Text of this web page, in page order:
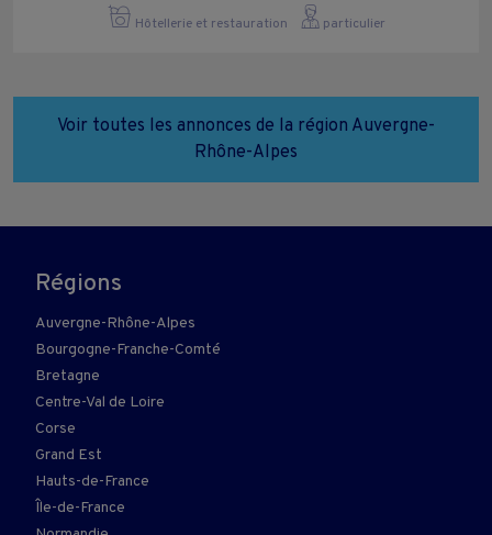
Hôtellerie et restauration particulier
Voir toutes les annonces de la région Auvergne-
Rhône-Alpes
Régions
Auvergne-Rhône-Alpes
Bourgogne-Franche-Comté
Bretagne
Centre-Val de Loire
Corse
Grand Est
Hauts-de-France
Île-de-France